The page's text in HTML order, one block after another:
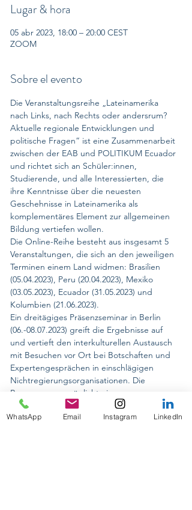
Lugar & hora
05 abr 2023, 18:00 – 20:00 CEST
ZOOM
Sobre el evento
Die Veranstaltungsreihe „Lateinamerika
nach Links, nach Rechts oder andersrum?
Aktuelle regionale Entwicklungen und
politische Fragen“ ist eine Zusammenarbeit
zwischen der EAB und POLITIKUM Ecuador
und richtet sich an Schüler:innen,
Studierende, und alle Interessierten, die
ihre Kenntnisse über die neuesten
Geschehnisse in Lateinamerika als
komplementäres Element zur allgemeinen
Bildung vertiefen wollen.
Die Online-Reihe besteht aus insgesamt 5
Veranstaltungen, die sich an den jeweiligen
Terminen einem Land widmen: Brasilien
(05.04.2023), Peru (20.04.2023), Mexiko
(03.05.2023), Ecuador (31.05.2023) und
Kolumbien (21.06.2023).
Ein dreitägiges Präsenzseminar in Berlin
(06.-08.07.2023) greift die Ergebnisse auf
und vertieft den interkulturellen Austausch
mit Besuchen vor Ort bei Botschaften und
Expertengesprächen in einschlägigen
Nichtregierungsorganisationen. Die
Begegnung ermöglicht einen
interdisziplinären Ansatz und bringt
zusätzlich unterschiedliche Erfahrungen der
WhatsApp Email Instagram LinkedIn